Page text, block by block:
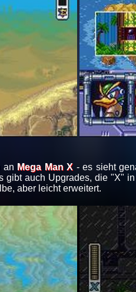
an Mega Man X - es sieht
gibt auch Upgrades, die "X" in
aber leicht erweitert.